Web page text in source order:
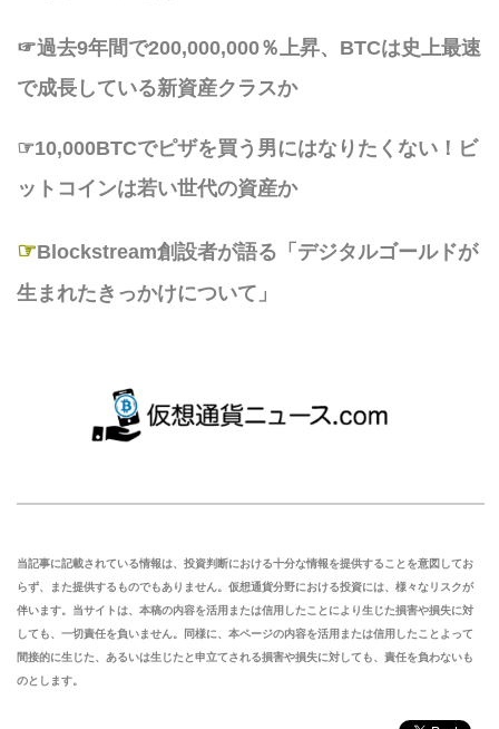
☞過去9年間で200,000,000％上昇、BTCは史上最速
で成長している新資産クラスか
☞10,000BTCでピザを買う男にはなりたくない！ビ
ットコインは若い世代の資産か
☞Blockstream創設者が語る「デジタルゴールドが
生まれたきっかけについて」
当記事に記載されている情報は、投資判断における十分な情報を提供することを意図してお
らず、また提供するものでもありません。仮想通貨分野における投資には、様々なリスクが
伴います。当サイトは、本稿の内容を活用または信用したことにより生じた損害や損失に対
しても、一切責任を負いません。同様に、本ページの内容を活用または信用したことよって
間接的に生じた、あるいは生じたと申立てされる損害や損失に対しても、責任を負わないも
のとします。